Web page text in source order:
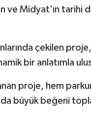
ve Midyat'ın tarihi
çekilen
bir anlatımla
proje, hem
büyük beğeni